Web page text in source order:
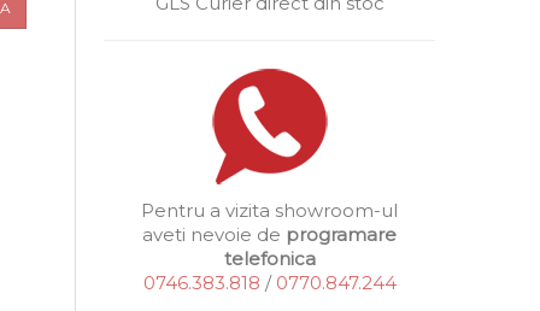
Pentru a vizita showroom-ul
aveti nevoie de programare
telefonica
0746.383.818 / 0770.847.244